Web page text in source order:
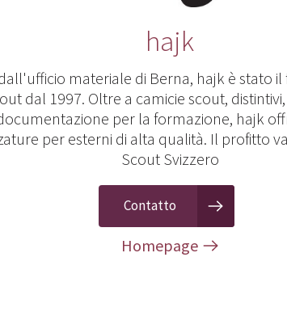
hajk
materiale di Berna, hajk è stato
dal 1997. Oltre a camicie scout,
per la formazione, hajk
per esterni di alta qualità. Il profitto
Scout Svizzero
Contatto
Homepage